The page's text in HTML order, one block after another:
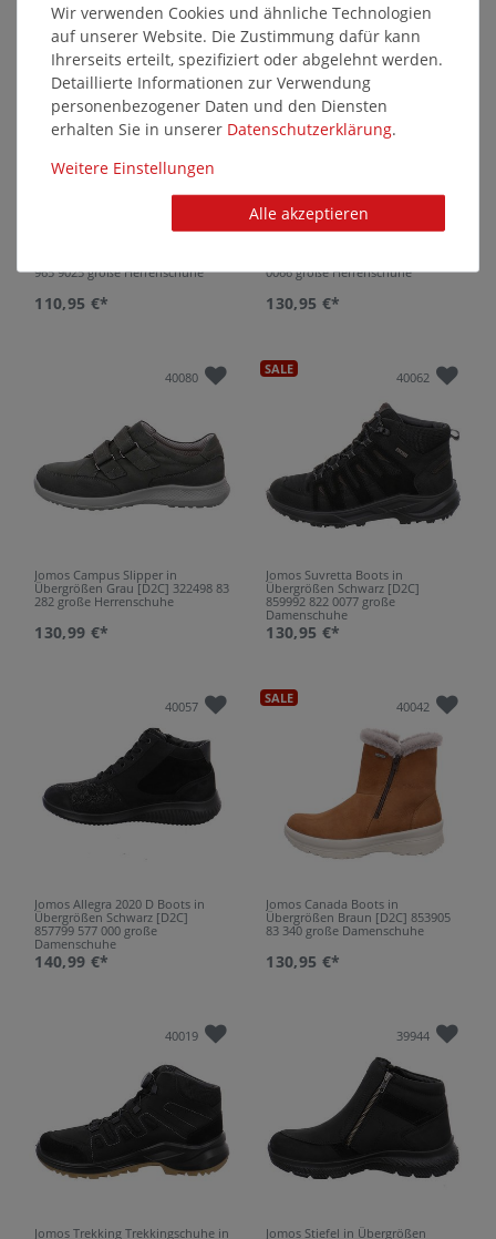
SALE
965 9025 große Herrenschuhe
110,95 €*
SALE
0066 große Herrenschuhe
130,95 €*
40080
Jomos Campus Slipper in
Übergrößen Grau [D2C] 322498 83
282 große Herrenschuhe
130,99 €*
SALE 40062
Jomos Suvretta Boots in
Übergrößen Schwarz [D2C]
859992 822 0077 große
Damenschuhe
130,95 €*
40057
Jomos Allegra 2020 D Boots in
Übergrößen Schwarz [D2C]
857799 577 000 große
Damenschuhe
140,99 €*
SALE 40042
Jomos Canada Boots in
Übergrößen Braun [D2C] 853905
83 340 große Damenschuhe
130,95 €*
40019
Jomos Trekking Trekkingschuhe in
39944
Jomos Stiefel in Übergrößen
Wir verwenden Cookies und ähnliche Technologien
auf unserer Website. Die Zustimmung dafür kann
Ihrerseits erteilt, spezifiziert oder abgelehnt werden.
Detaillierte Informationen zur Verwendung
personenbezogener Daten und den Diensten
erhalten Sie in unserer Daten­schutz­erklärung.
Weitere Einstellungen
Alle akzeptieren